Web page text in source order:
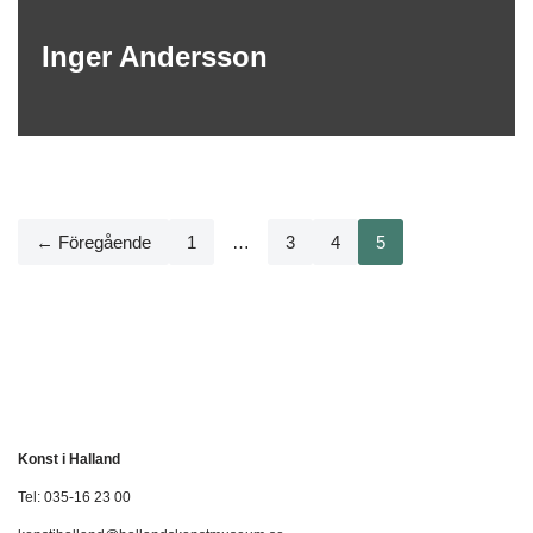
Inger Andersson
← Föregående 1 … 3 4 5
Konst i Halland
Tel: 035-16 23 00